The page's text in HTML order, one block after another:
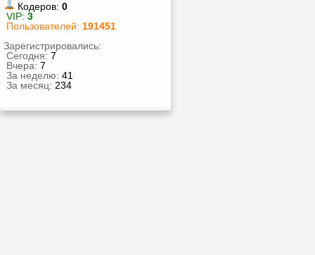
Кодеров: 0
VIP: 3
Пользователей: 191451
Зарегистрировались:
Сегодня: 7
Вчера: 7
За неделю: 41
За месяц: 234